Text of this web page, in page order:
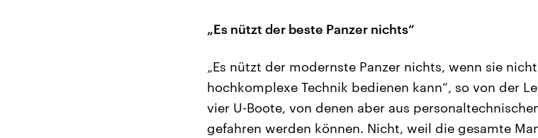
„Es nützt der beste Panzer nichts“
„Es nützt der modernste Panzer nichts, wenn sie
hochkomplexe Technik bedienen kann“, so von der
vier U-Boote, von denen aber aus
gefahren werden können. Nicht, weil die gesamte